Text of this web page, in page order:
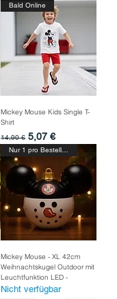
Bald Online
Mickey Mouse Kids Single T-
Shirt
Standardpreis
14,90 € Sale-Preis
5,07 €
Nur 1 pro Bestellung
Mickey Mouse - XL 42cm
Weihnachtskugel Outdoor mit
Leuchtfunktion LED -
Nicht verfügbar